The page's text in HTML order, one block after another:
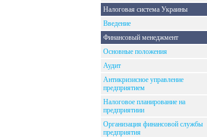
Налоговая система Украины
Введение
Финансовый менеджмент
Основные положения
Аудит
Антикризисное управление
предприятием
Налоговое планирование на
предприятиии
Организация финансовой службы
предприятия